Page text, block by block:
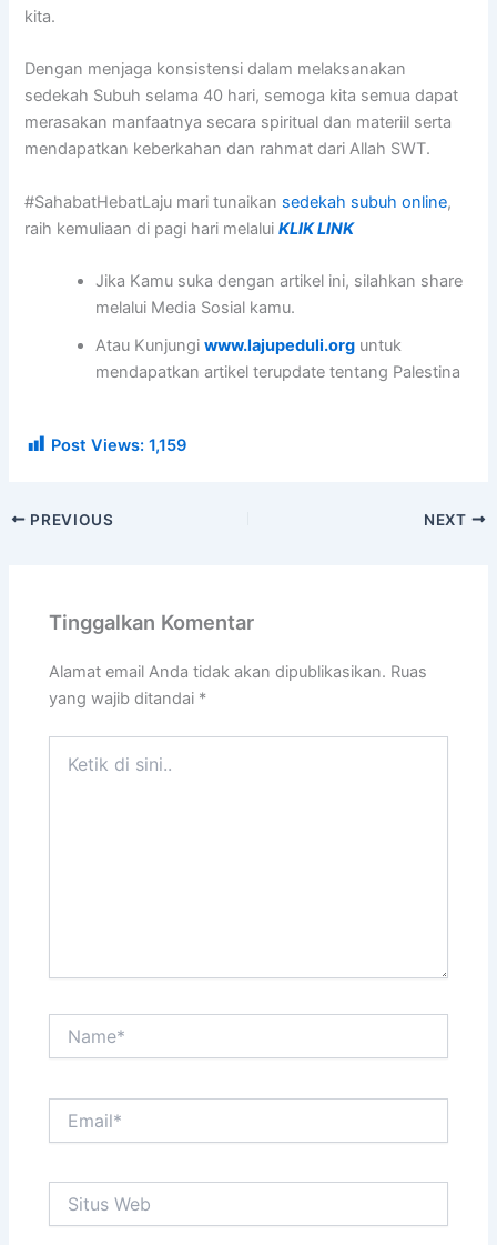
kita.
Dengan menjaga konsistensi dalam melaksanakan
sedekah Subuh selama 40 hari, semoga kita semua dapat
merasakan manfaatnya secara spiritual dan materiil serta
mendapatkan keberkahan dan rahmat dari Allah SWT.
#SahabatHebatLaju mari tunaikan sedekah subuh online,
raih kemuliaan di pagi hari melaluiKLIK LINK
Jika Kamu suka dengan artikel ini, silahkan share
melalui Media Sosial kamu.
Atau Kunjungiwww.lajupeduli.org untuk
mendapatkan artikel terupdate tentang Palestina
Post Views: 1,159
PREVIOUS NEXT
Tinggalkan Komentar
Alamat email Anda tidak akan dipublikasikan. Ruas
yang wajib ditandai *
Web